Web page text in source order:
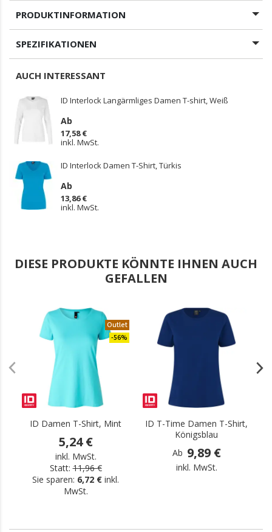
PRODUKTINFORMATION
SPEZIFIKATIONEN
AUCH INTERESSANT
ID Interlock Langärmliges Damen T-shirt, Weiß
Ab
17,58 €
inkl. MwSt.
ID Interlock Damen T-Shirt, Türkis
Ab
13,86 €
inkl. MwSt.
DIESE PRODUKTE KÖNNTE IHNEN AUCH
GEFALLEN
Outlet
-56%
ID Damen T-Shirt, Mint
5,24 €
inkl. MwSt.
Statt: 11,96 €
Sie sparen: 6,72 € inkl.
MwSt.
ID T-Time Damen T-Shirt,
Königsblau
Ab 9,89 €
inkl. MwSt.